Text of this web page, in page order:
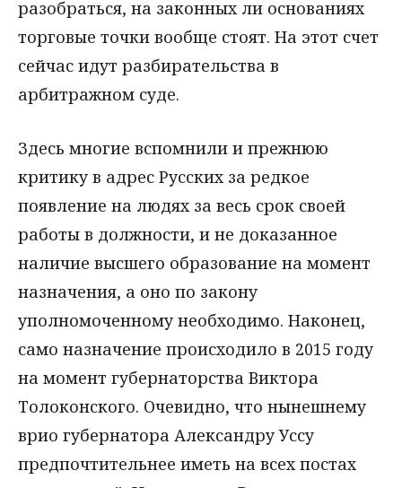
разобраться, на законных ли основаниях
торговые точки вообще стоят. На этот счет
сейчас идут разбирательства в
арбитражном суде.
Здесь многие вспомнили и прежнюю
критику в адрес Русских за редкое
появление на людях за весь срок своей
работы в должности, и не доказанное
наличие высшего образование на момент
назначения, а оно по закону
уполномоченному необходимо. Наконец,
само назначение происходило в 2015 году
на момент губернаторства Виктора
Толоконского. Очевидно, что нынешнему
врио губернатора Александру Уссу
предпочтительнее иметь на всех постах